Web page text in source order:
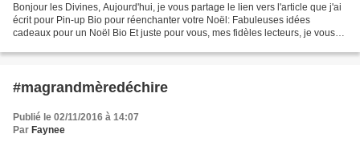
Bonjour les Divines, Aujourd'hui, je vous partage le lien vers l'article que j'ai
écrit pour Pin-up Bio pour réenchanter votre Noël: Fabuleuses idées
cadeaux pour un Noël Bio Et juste pour vous, mes fidèles lecteurs, je vous
#magrandmèredéchire
Publié le 02/11/2016 à 14:07
Par Faynee